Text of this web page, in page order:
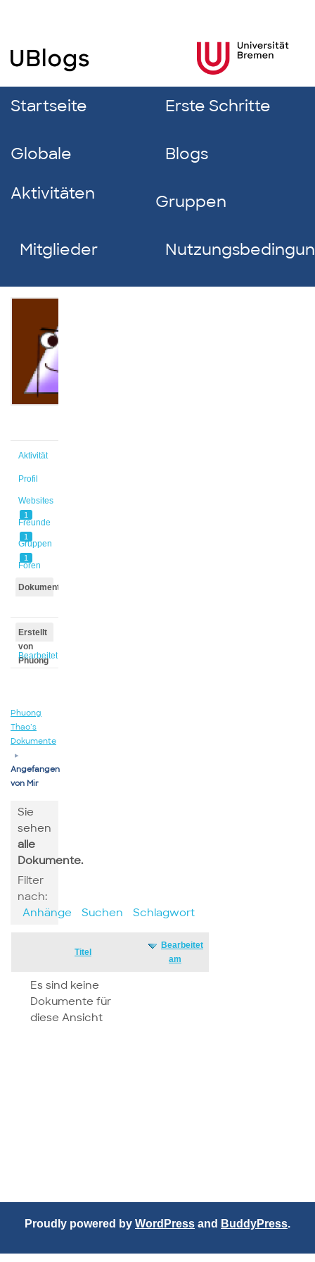
Startseite Erste Schritte
Globale
Aktivitäten
Blogs
Gruppen
Mitglieder
Aktivität
Profil
Websites
1
Freunde
1
Gruppen
1
Foren
Dokumente
Erstellt
von
Phuong
Bearbeitet
Phuong
Thao’s
Dokumente
▸
Angefangen
von Mir
Sie
sehen
alle
Dokumente.
Filter
nach:
Anhänge
Suchen Schlagwort
Titel
Bearbeitet
am
Es sind keine
Dokumente für
diese Ansicht
Proudly powered by WordPress and BuddyPress.